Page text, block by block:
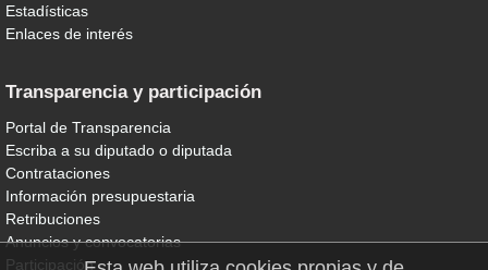
Estadísticas
Enlaces de interés
Transparencia y participación
Portal de Transparencia
Escriba a su diputado o diputada
Contrataciones
Información presupuestaria
Retribuciones
Anuncios y convocatorias
Participación